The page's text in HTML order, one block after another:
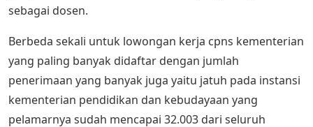
sebagai dosen.
Berbeda sekali untuk lowongan kerja cpns kementerian
yang paling banyak didaftar dengan jumlah
penerimaan yang banyak juga yaitu jatuh pada instansi
kementerian pendidikan dan kebudayaan yang
pelamarnya sudah mencapai 32.003 dari seluruh